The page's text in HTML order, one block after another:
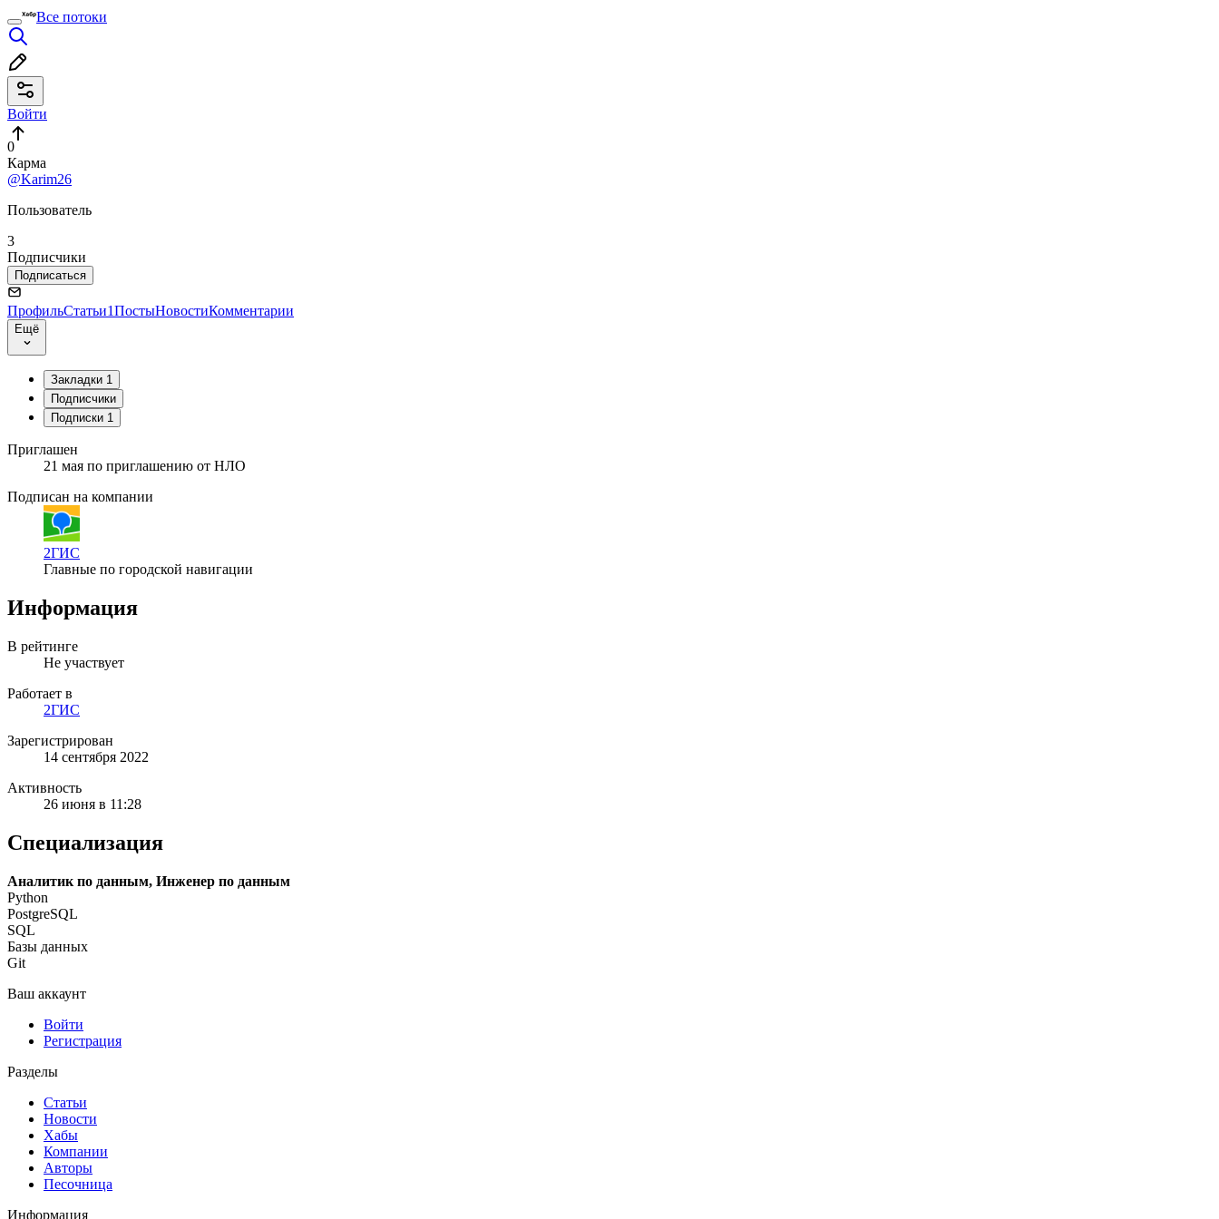
Все потоки
Войти
0
Карма
@Karim26
Пользователь
3
Подписчики
Подписаться
ПрофильСтатьи1ПостыНовостиКомментарии
Ещё
Закладки 1
Подписчики
Подписки 1
Приглашен
21 мая по приглашению от НЛО
Подписан на компании
2ГИС
Главные по городской навигации
Информация
В рейтинге
Не участвует
Работает в
2ГИС
Зарегистрирован
14 сентября 2022
Активность
26 июня в 11:28
Специализация
Аналитик по данным, Инженер по данным
Python
PostgreSQL
SQL
Базы данных
Git
Ваш аккаунт
Войти
Регистрация
Разделы
Статьи
Новости
Хабы
Компании
Авторы
Песочница
Информация